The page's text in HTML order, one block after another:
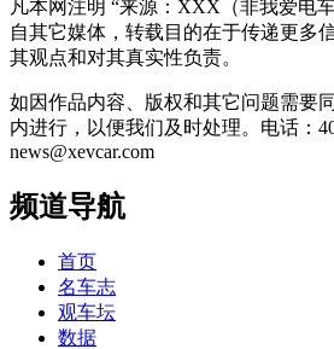
凡本网注明 “来源：XXX（非我爱电
自其它媒体，转载目的在于传递更多
其观点和对其真实性负责。
如因作品内容、版权和其它问题需要
内进行，以便我们及时处理。电话：
news@xevcar.com
频道导航
首页
名车志
观车坛
数据